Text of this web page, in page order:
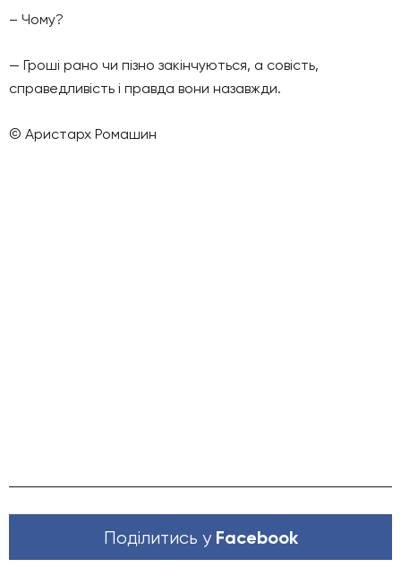
– Чому?
— Гроші рано чи пізно закінчуються, а совість,
справедливість і правда вони назавжди.
© Аристарх Ромашин
Поділитись у Facebook